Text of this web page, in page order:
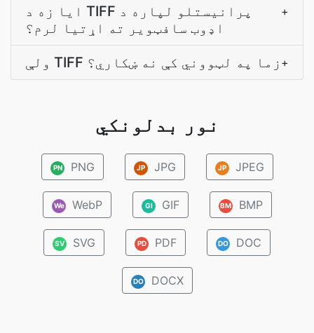
ایا زه د TIFF پرانيستلو لپاره د
اډوب سافټویر ته اړتيا لرم؟
+
ولې TIFF زما په لټووني کې نه ښکاري؟ +
نور بدلونکي
PN PNG JP JPG JP JPEG
We WebP GI GIF BM BMP
SV SVG PD PDF DO DOC
DO DOCX